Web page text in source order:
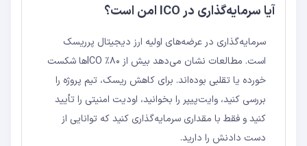
آیا سرمایه‌گذاری در ICO امن است؟
سرمایه‌گذاری در عرضه‌های اولیه ارز دیجیتال پرریسک
است. مطالعات نشان می‌دهد بیش از ۸۰٪ ICOها شکست
خورده یا تقلبی بوده‌اند. برای کاهش ریسک، تیم پروژه را
بررسی کنید، وایت‌پیپر را بخوانید، اودیت امنیتی را تأیید
کنید و فقط با مقداری سرمایه‌گذاری کنید که توانایی از
دست دادنش را دارید.